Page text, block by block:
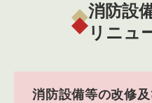
消防設
リニュ
消防設備等の改修